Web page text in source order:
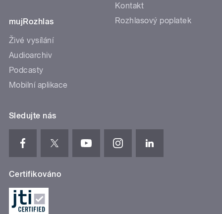
mujRozhlas
Živé vysílání
Audioarchiv
Podcasty
Mobilní aplikace
Kontakt
Rozhlasový poplatek
Sledujte nás
Certifikováno